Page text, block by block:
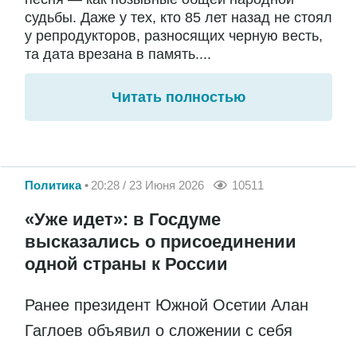
судьбы. Даже у тех, кто 85 лет назад не стоял
у репродукторов, разносящих черную весть,
та дата врезана в память....
Читать полностью
Политика 20:28 / 23 Июня 2026 10511
«Уже идет»: в Госдуме
высказались о присоединении
одной страны к России
Ранее президент Южной Осетии Алан
Гаглоев объявил о сложении с себя